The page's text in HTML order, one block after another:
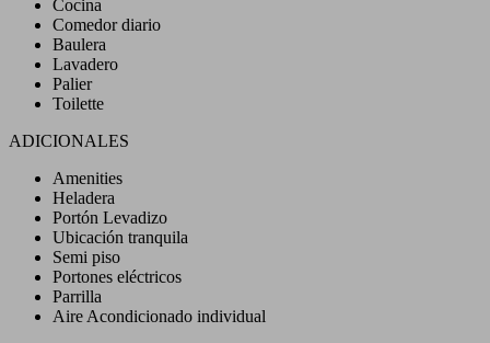
Cocina
Comedor diario
Baulera
Lavadero
Palier
Toilette
ADICIONALES
Amenities
Heladera
Portón Levadizo
Ubicación tranquila
Semi piso
Portones eléctricos
Parrilla
Aire Acondicionado individual